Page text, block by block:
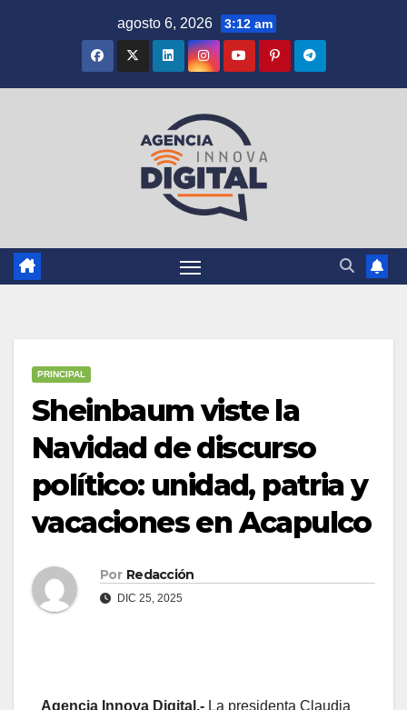
agosto 6, 2026 3:12 am
PRINCIPAL
Sheinbaum viste la
Navidad de discurso
político: unidad, patria y
vacaciones en Acapulco
Por Redacción
DIC 25, 2025
Agencia Innova Digital.- La presidenta Claudia